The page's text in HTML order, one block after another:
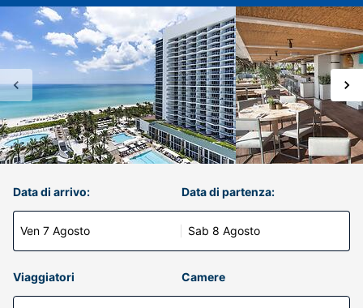
Data di arrivo:
Ven 7 Agosto
Data di partenza:
Sab 8 Agosto
Viaggiatori Camere